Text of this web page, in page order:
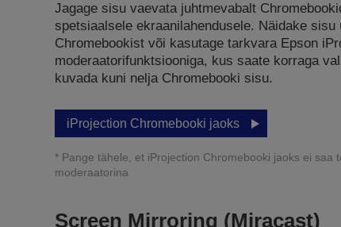
Jagage sisu vaevata juhtmevabalt
spetsiaalsele ekraanilahendusele. Näidake sisu
Chromebookist või kasutage tarkvara Epson
moderaatorifunktsiooniga, kus saate korraga
kuvada kuni nelja Chromebooki sisu.
iProjection Chromebooki jaoks
* Pange tähele, et iProjection Chromebooki jaoks ei saa
moderaatorina
Screen Mirroring (Miracast)